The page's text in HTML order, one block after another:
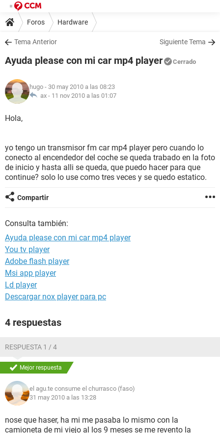
Foros Hardware
Tema Anterior Siguiente Tema
Ayuda please con mi car mp4 player Cerrado
hugo - 30 may 2010 a las 08:23
ax - 11 nov 2010 a las 01:07
Hola,
yo tengo un transmisor fm car mp4 player pero cuando lo
conecto al encendedor del coche se queda trabado en la foto
de inicio y hasta alli se queda, que puedo hacer para que
continue? solo lo use como tres veces y se quedo estatico.
Compartir
Consulta también:
Ayuda please con mi car mp4 player
You tv player
Adobe flash player
Msi app player
Ld player
Descargar nox player para pc
4 respuestas
RESPUESTA 1 / 4
Mejor respuesta
el agu.te consume el churrasco (faso)
31 may 2010 a las 13:28
nose que haser, ha mi me pasaba lo mismo con la
camioneta de mi viejo al los 9 meses se me revento la